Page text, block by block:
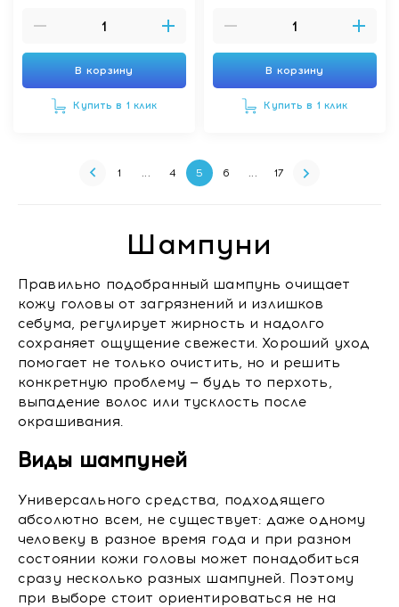
В корзину
Купить в 1 клик
В корзину
Купить в 1 клик
1 ... 4 5 6 ... 17
Шампуни
Правильно подобранный шампунь очищает
кожу головы от загрязнений и излишков
себума, регулирует жирность и надолго
сохраняет ощущение свежести. Хороший уход
помогает не только очистить, но и решить
конкретную проблему — будь то перхоть,
выпадение волос или тусклость после
окрашивания.
Виды шампуней
Универсального средства, подходящего
абсолютно всем, не существует: даже одному
человеку в разное время года и при разном
состоянии кожи головы может понадобиться
сразу несколько разных шампуней. Поэтому
при выборе стоит ориентироваться не на